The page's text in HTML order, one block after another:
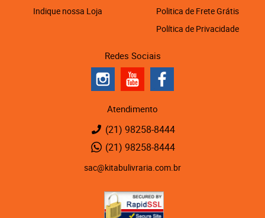
Indique nossa Loja
Politica de Frete Grátis
Política de Privacidade
Redes Sociais
Atendimento
(21) 98258-8444
(21) 98258-8444
sac@kitabulivraria.com.br